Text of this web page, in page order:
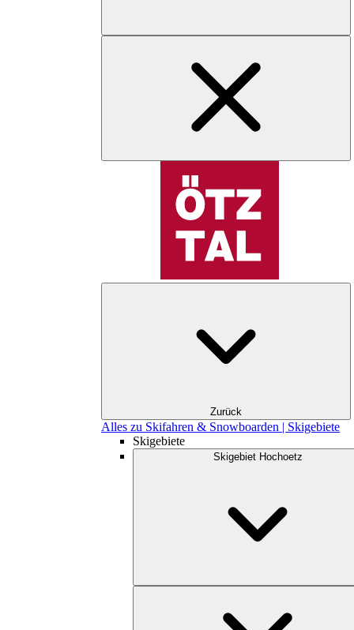
Zurück
Alles zu Skifahren & Snowboarden | Skigebiete
Skigebiete
Skigebiet Hochoetz